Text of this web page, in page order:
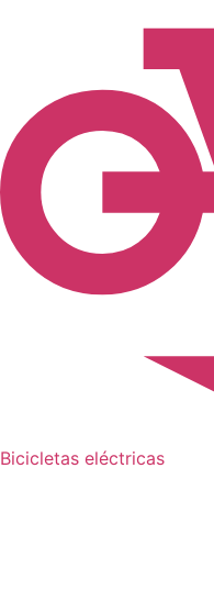
Bicicletas eléctricas